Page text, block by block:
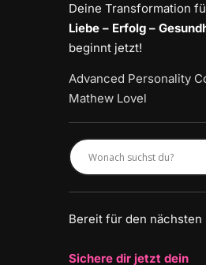
Deine Transformation
Liebe – Erfolg –
beginnt jetzt!
Advanced Personality
Mathew Lovel
Bereit für den nächsten
Sichere dir jetzt dein